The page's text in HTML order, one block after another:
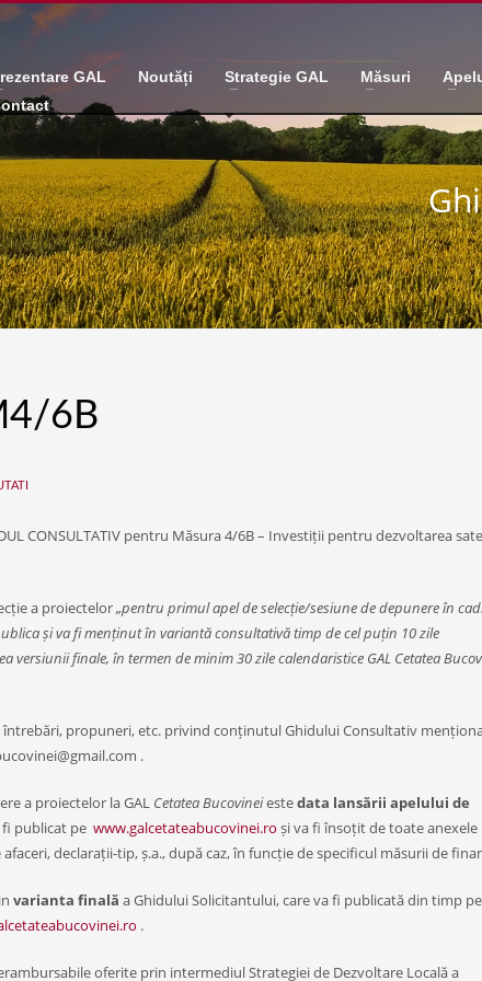
GAL Noutăți Strategie GAL Măsuri
6B
CONSULTATIV pentru Măsura 4/6B – Investiții pentru dezvoltarea
a proiectelor„pentru primul apel de selecție/sesiune de depunere în
și va fi menținut în variantă consultativă timp de cel puțin 10 zile
versiunii finale, în termen de minim 30 zile calendaristice GAL Cetatea
propuneri, etc. privind conținutul Ghidului Consultativ
.
a proiectelor la GAL Cetatea Bucovineiestedata lansării apelului de
fi publicat pe www.galcetateabucovinei.ro și va fi însoțit de toate anexele
declarații-tip, ș.a., după caz, în funcție de specificul măsurii de
varianta finală a Ghidului Solicitantului, care va fi publicată din timp pe
.
oferite prin intermediul Strategiei de Dezvoltare Locală a